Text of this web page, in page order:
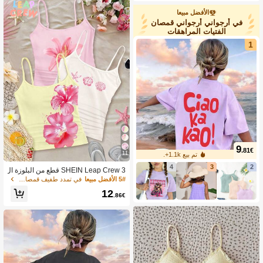
الأفضل مبيعا
في أرجواني أرجواني قمصان
الفتيات المراهقات
1
9.81€
تم بيع 1.1k+.
2
3
4
11
SHEIN Leap Crew 3 قطع من البلوزة ال
رياضية بتصميم رفيع مناسبة للفتيات المر
5# الأفضل مبيعا في تمدد طفيف قمصان داخلية وقمصان داخلية للفتيات ال
12.86€